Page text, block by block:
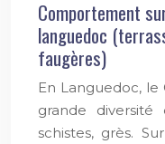
Comportement
languedoc
faugères)
En Languedoc,
grande diversité
schistes, grès.